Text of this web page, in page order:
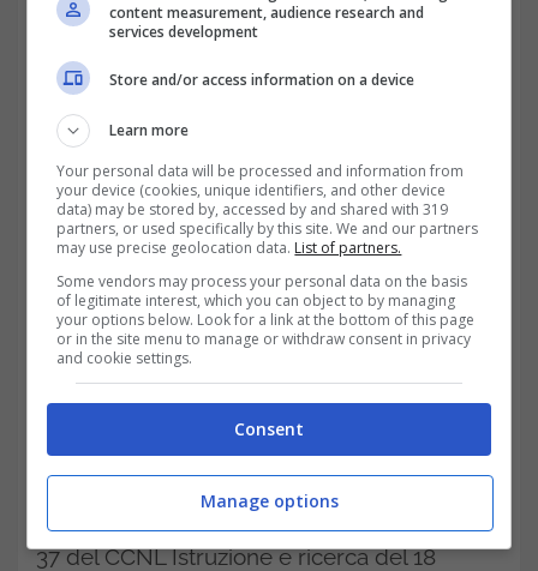
Il personale che fruisce dei permessi è
tenuto a presentare alla propria
amministrazione idonea certificazione, in
ordine alla iscrizione e alla frequenza alle
scuole e ai corsi, non ché agli esami finali
”, così recita il comma 5 dell’articolo
37 del CCNL Istruzione e ricerca del 18
content measurement, audience research and
services development
Store and/or access information on a device
Learn more
Your personal data will be processed and information from
your device (cookies, unique identifiers, and other device
data) may be stored by, accessed by and shared with 319
partners, or used specifically by this site. We and our partners
may use precise geolocation data. List of partners.
Some vendors may process your personal data on the basis
of legitimate interest, which you can object to by managing
your options below. Look for a link at the bottom of this page
or in the site menu to manage or withdraw consent in privacy
and cookie settings.
Consent
Manage options